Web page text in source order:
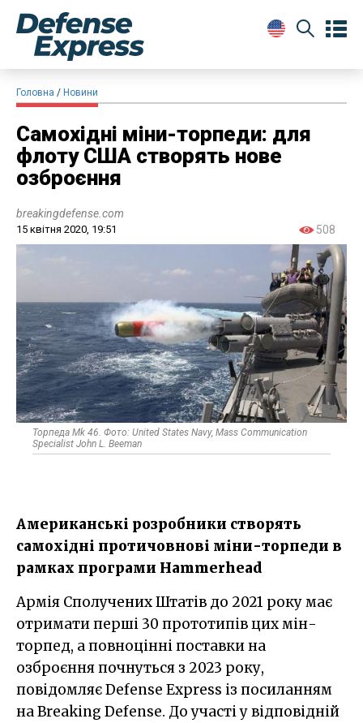
Головна Новини
Самохідні міни-торпеди: для
флоту США створять нове
озброєння
breakingdefense.com
15 квітня 2020, 19:51 508
Торпеда Mk 46. Фото: United States Navy, Mass Communication
Specialist John L. Beeman
Американські розробники створять
самохідні протичовнові міни-торпеди в
рамках програми Hammerhead
Армія Сполучених Штатів до 2021 року має
отримати перші 30 прототипів цих мін-
торпед, а повноцінні поставки на
озброєння почнуться з 2023 року,
повідомляє Defense Express із посиланням
на Breaking Defense. До участі у відповідній